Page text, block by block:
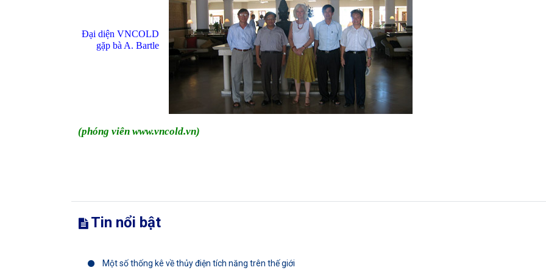
Đại diện VNCOLD
gặp bà A. Bartle
(phóng viên www.vncold.vn)
Tin nổi bật
Một số thống kê về thủy điện tích năng trên thế giới